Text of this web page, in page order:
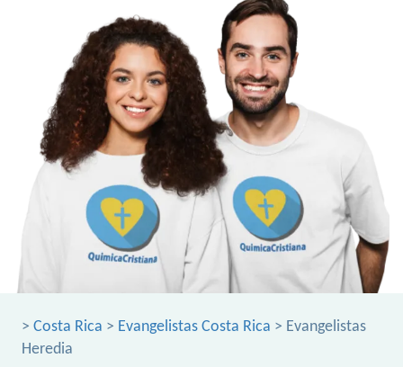
> Costa Rica > Evangelistas Costa Rica > Evangelistas
Heredia